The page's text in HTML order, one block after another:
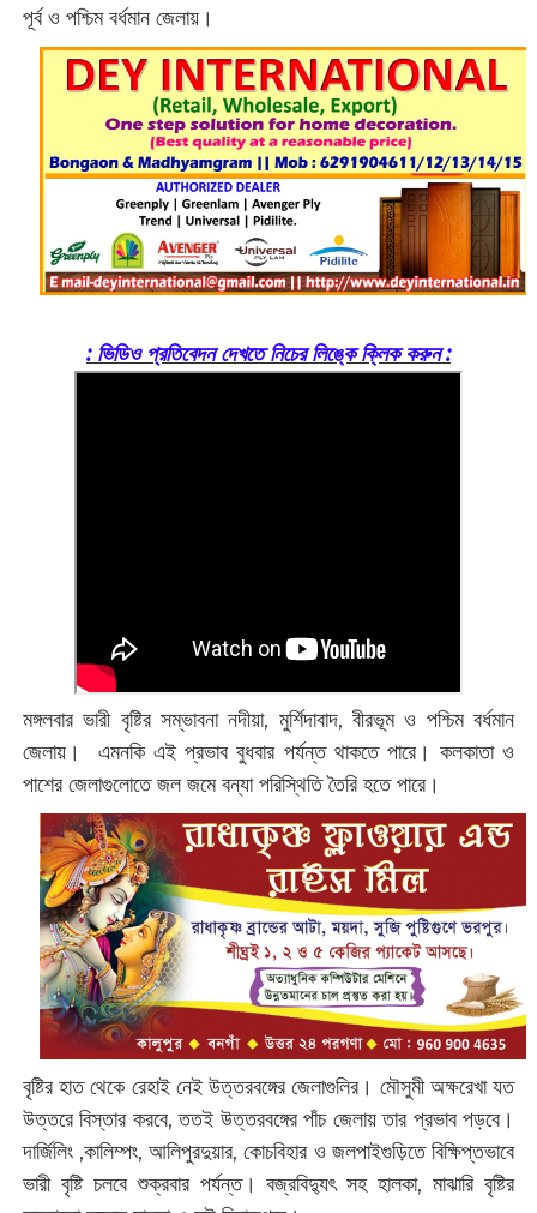
পূর্ব ও পশ্চিম বর্ধমান জেলায়।
: ভিডিও প্রতিবেদন দেখতে নিচের লিঙ্কে ক্লিক করুন :
মঙ্গলবার ভারী বৃষ্টির সম্ভাবনা নদীয়া, মুর্শিদাবাদ, বীরভূম ও পশ্চিম বর্ধমান
জেলায়। এমনকি এই প্রভাব বুধবার পর্যন্ত থাকতে পারে। কলকাতা ও
পাশের জেলাগুলোতে জল জমে বন্যা পরিস্থিতি তৈরি হতে পারে।
বৃষ্টির হাত থেকে রেহাই নেই উত্তরবঙ্গের জেলাগুলির। মৌসুমী অক্ষরেখা যত
উত্তরে বিস্তার করবে, ততই উত্তরবঙ্গের পাঁচ জেলায় তার প্রভাব পড়বে।
দার্জিলিং ,কালিম্পং, আলিপুরদুয়ার, কোচবিহার ও জলপাইগুড়িতে বিক্ষিপ্তভাবে
ভারী বৃষ্টি চলবে শুক্রবার পর্যন্ত। বজ্রবিদ্যুৎ সহ হালকা, মাঝারি বৃষ্টির